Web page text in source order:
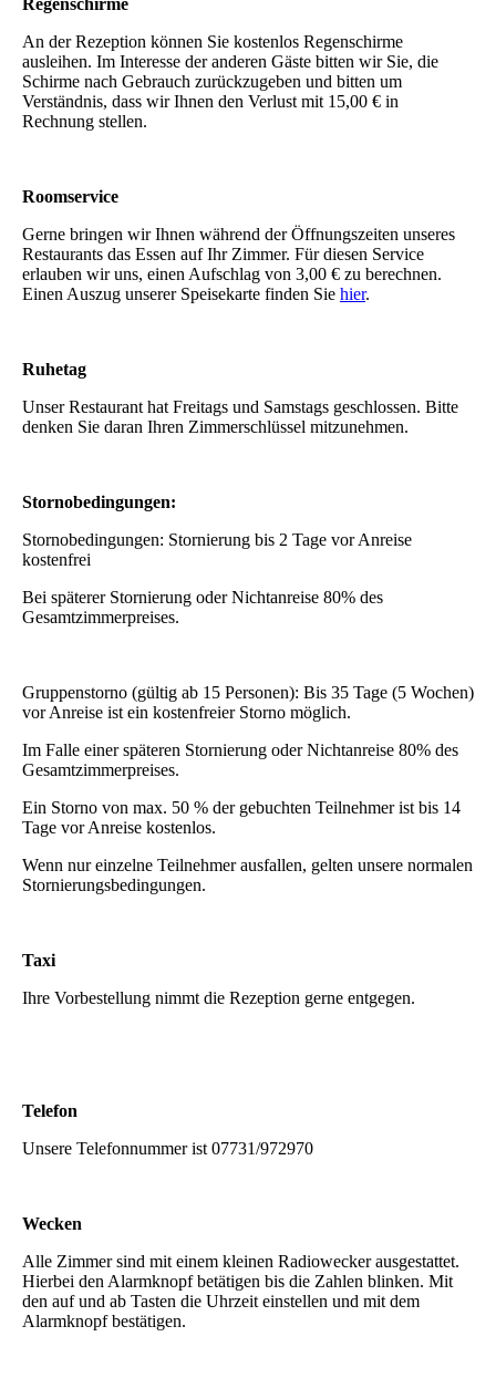
Regenschirme
An der Rezeption können Sie kostenlos Regenschirme
ausleihen. Im Interesse der anderen Gäste bitten wir Sie, die
Schirme nach Gebrauch zurückzugeben und bitten um
Verständnis, dass wir Ihnen den Verlust mit 15,00 € in
Rechnung stellen.
Roomservice
Gerne bringen wir Ihnen während der Öffnungszeiten unseres
Restaurants das Essen auf Ihr Zimmer. Für diesen Service
erlauben wir uns, einen Aufschlag von 3,00 € zu berechnen.
Einen Auszug unserer Speisekarte finden Sie hier.
Ruhetag
Unser Restaurant hat Freitags und Samstags geschlossen. Bitte
denken Sie daran Ihren Zimmerschlüssel mitzunehmen.
Stornobedingungen:
Stornobedingungen: Stornierung bis 2 Tage vor Anreise
kostenfrei
Bei späterer Stornierung oder Nichtanreise 80% des
Gesamtzimmerpreises.
Gruppenstorno (gültig ab 15 Personen): Bis 35 Tage (5 Wochen)
vor Anreise ist ein kostenfreier Storno möglich.
Im Falle einer späteren Stornierung oder Nichtanreise 80% des
Gesamtzimmerpreises.
Ein Storno von max. 50 % der gebuchten Teilnehmer ist bis 14
Tage vor Anreise kostenlos.
Wenn nur einzelne Teilnehmer ausfallen, gelten unsere normalen
Stornierungsbedingungen.
Taxi
Ihre Vorbestellung nimmt die Rezeption gerne entgegen.
Telefon
Unsere Telefonnummer ist 07731/972970
Wecken
Alle Zimmer sind mit einem kleinen Radiowecker ausgestattet.
Hierbei den Alarmknopf betätigen bis die Zahlen blinken. Mit
den auf und ab Tasten die Uhrzeit einstellen und mit dem
Alarmknopf bestätigen.